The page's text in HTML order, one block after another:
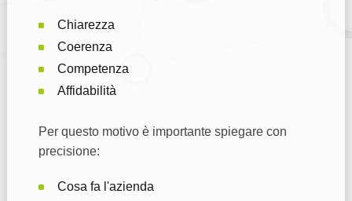
Chiarezza
Coerenza
Competenza
Affidabilità
Per questo motivo è importante spiegare con
precisione:
Cosa fa l'azienda